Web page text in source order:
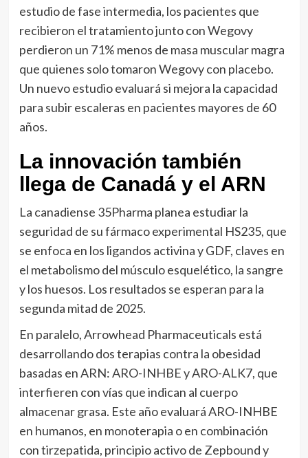
estudio de fase intermedia, los pacientes que
recibieron el tratamiento junto con Wegovy
perdieron un 71% menos de masa muscular magra
que quienes solo tomaron Wegovy con placebo.
Un nuevo estudio evaluará si mejora la capacidad
para subir escaleras en pacientes mayores de 60
años.
La innovación también
llega de Canadá y el ARN
La canadiense 35Pharma planea estudiar la
seguridad de su fármaco experimental HS235, que
se enfoca en los ligandos activina y GDF, claves en
el metabolismo del músculo esquelético, la sangre
y los huesos. Los resultados se esperan para la
segunda mitad de 2025.
En paralelo, Arrowhead Pharmaceuticals está
desarrollando dos terapias contra la obesidad
basadas en ARN: ARO-INHBE y ARO-ALK7, que
interfieren con vías que indican al cuerpo
almacenar grasa. Este año evaluará ARO-INHBE
en humanos, en monoterapia o en combinación
con tirzepatida, principio activo de Zepbound y